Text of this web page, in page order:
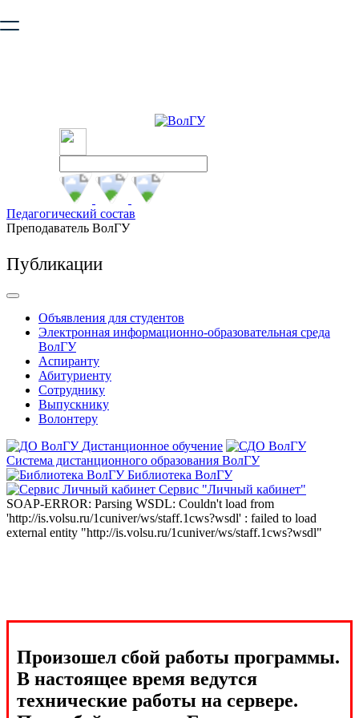
безопасную работу с сайтом. Пожалуйста
Педагогический состав
Преподаватель ВолГУ
Публикации
Объявления для студентов
Электронная информационно-образовательная среда
ВолГУ
Аспиранту
Абитуриенту
Сотруднику
Выпускнику
Волонтеру
Дистанционное обучение
Система дистанционного образования ВолГУ
Библиотека ВолГУ
Сервис "Личный кабинет"
SOAP-ERROR: Parsing WSDL: Couldn't load from
'http://is.volsu.ru/1cuniver/ws/staff.1cws?wsdl' : failed to load
external entity "http://is.volsu.ru/1cuniver/ws/staff.1cws?wsdl"
Произошел сбой работы программы.
В настоящее время ведутся
технические работы на сервере.